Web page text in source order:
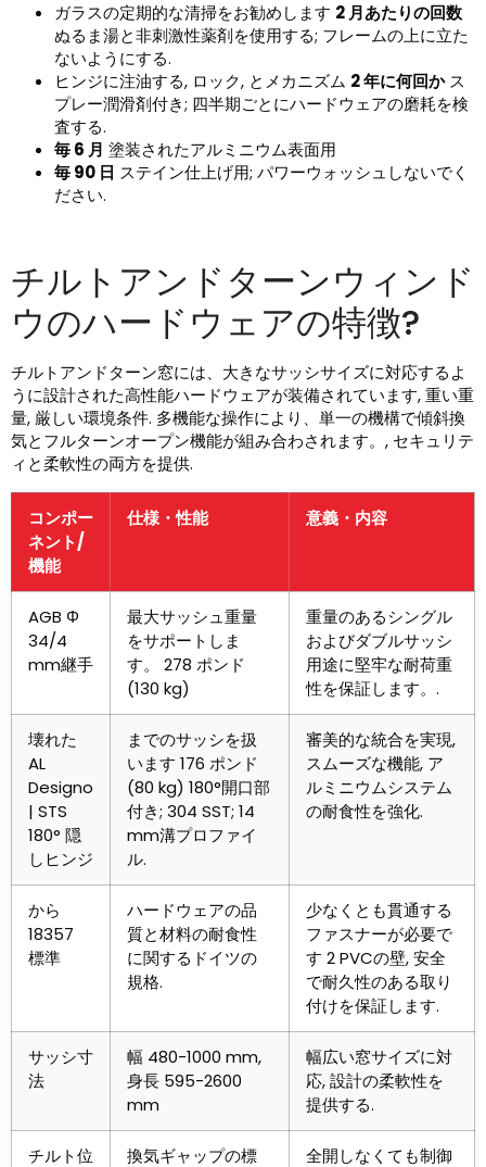
ガラスの定期的な清掃をお勧めします 2 月あたりの回数
ぬるま湯と非刺激性薬剤を使用する; フレームの上に立た
ないようにする.
ヒンジに注油する, ロック, とメカニズム 2 年に何回かス
プレー潤滑剤付き; 四半期ごとにハードウェアの磨耗を検
査する.
毎 6 月 塗装されたアルミニウム表面用
毎 90 日 ステイン仕上げ用; パワーウォッシュしないでく
ださい.
チルトアンドターンウィンド
ウのハードウェアの特徴?
チルトアンドターン窓には、大きなサッシサイズに対応するよ
うに設計された高性能ハードウェアが装備されています, 重い重
量, 厳しい環境条件. 多機能な操作により、単一の機構で傾斜換
気とフルターンオープン機能が組み合わされます。, セキュリテ
ィと柔軟性の両方を提供.
コンポー
ネント/
機能
仕様・性能 意義・内容
AGB Φ
34/4
mm継手
最大サッシュ重量
をサポートしま
す。 278 ポンド
(130 kg)
重量のあるシングル
およびダブルサッシ
用途に堅牢な耐荷重
性を保証します。.
壊れた
AL
Designo
| STS
180° 隠
しヒンジ
までのサッシを扱
います 176 ポンド
(80 kg) 180°開口部
付き; 304 SST; 14
mm溝プロファイ
ル.
審美的な統合を実現,
スムーズな機能, ア
ルミニウムシステム
の耐食性を強化.
から
18357
標準
ハードウェアの品
質と材料の耐食性
に関するドイツの
規格.
少なくとも貫通する
ファスナーが必要で
す 2 PVCの壁, 安全
で耐久性のある取り
付けを保証します.
サッシ寸
法
幅 480-1000 mm,
身長 595-2600
mm
幅広い窓サイズに対
応, 設計の柔軟性を
提供する.
チルト位 換気ギャップの標 全開しなくても制御